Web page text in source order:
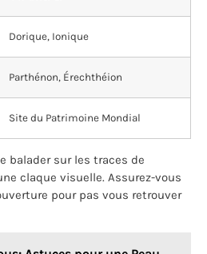
Dorique, Ionique
Parthénon, Érechthéion
Site du Patrimoine Mondial
balader sur les traces de
claque visuelle. Assurez-vous
pour pas vous retrouver